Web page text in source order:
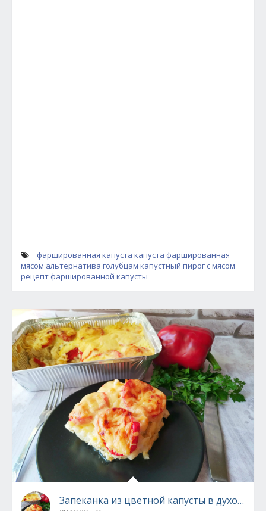
фаршированная капуста капуста фаршированная
мясом альтернатива голубцам капустный пирог с мясом
рецепт фаршированной капусты
Запеканка из цветной капусты в духовке